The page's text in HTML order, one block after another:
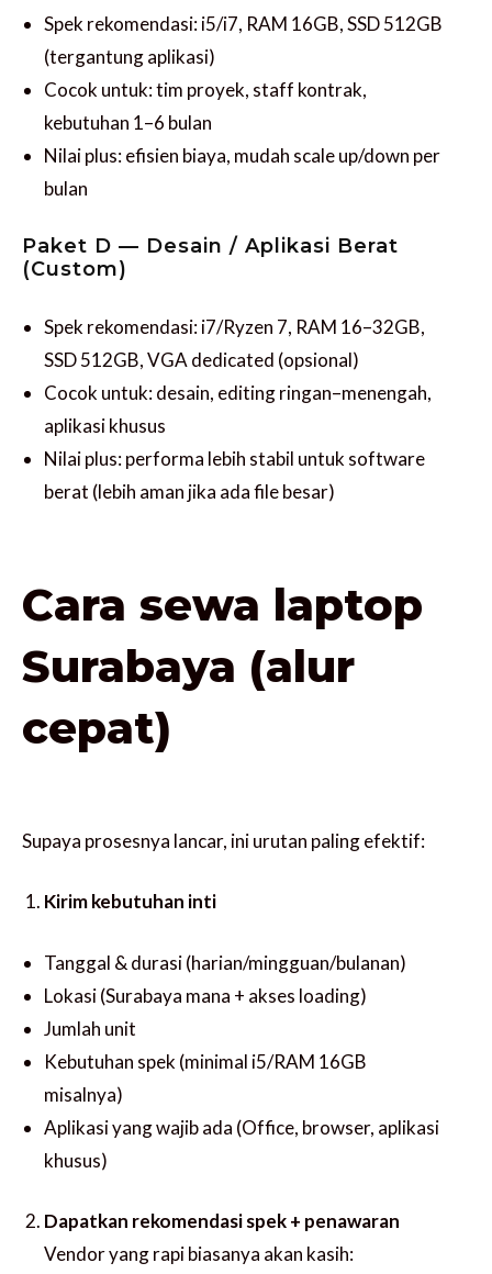
Spek rekomendasi: i5/i7, RAM 16GB, SSD 512GB
(tergantung aplikasi)
Cocok untuk: tim proyek, staff kontrak,
kebutuhan 1–6 bulan
Nilai plus: efisien biaya, mudah scale up/down per
bulan
Paket D — Desain / Aplikasi Berat
(Custom)
Spek rekomendasi: i7/Ryzen 7, RAM 16–32GB,
SSD 512GB, VGA dedicated (opsional)
Cocok untuk: desain, editing ringan–menengah,
aplikasi khusus
Nilai plus: performa lebih stabil untuk software
berat (lebih aman jika ada file besar)
Cara sewa laptop
Surabaya (alur
cepat)
Supaya prosesnya lancar, ini urutan paling efektif:
Kirim kebutuhan inti
Tanggal & durasi (harian/mingguan/bulanan)
Lokasi (Surabaya mana + akses loading)
Jumlah unit
Kebutuhan spek (minimal i5/RAM 16GB
misalnya)
Aplikasi yang wajib ada (Office, browser, aplikasi
khusus)
Dapatkan rekomendasi spek + penawaran
Vendor yang rapi biasanya akan kasih: